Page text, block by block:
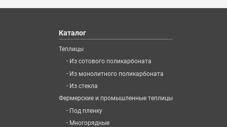
Каталог
Теплицы
- Из сотового поликарбоната
- Из монолитного поликарбоната
- Из стекла
Фермерские и промышленные теплицы
- Под пленку
- Многорядные